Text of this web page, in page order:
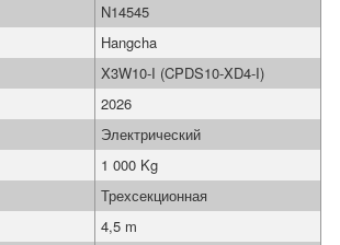
N14545
Hangcha
X3W10-I (CPDS10-XD4-I)
2026
Электрический
1 000 Kg
Трехсекционная
4,5 m